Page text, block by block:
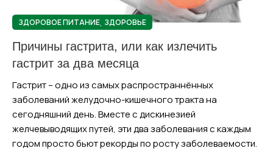
ЗДОРОВОЕ ПИТАНИЕ, ЗДОРОВЬЕ
Причины гастрита, или как излечить
гастрит за два месяца
Гастрит – одно из самых распространнённых
заболеваний желудочно-кишечного тракта на
сегодняшний день. Вместе с дискинезией
желчевыводящих путей, эти два заболевания с каждым
годом просто бьют рекорды по росту заболеваемости.